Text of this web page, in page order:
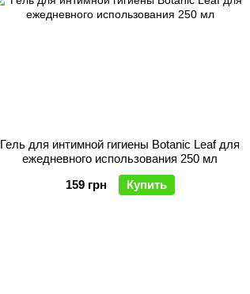
Гель для интимной гигиены Botanic Leaf для
ежедневного использования 250 мл
159 грн
Купить